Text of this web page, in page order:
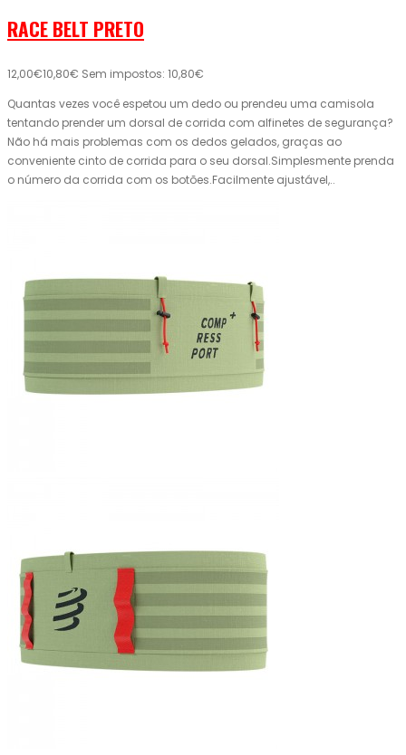
RACE BELT PRETO
12,00€10,80€ Sem impostos: 10,80€
Quantas vezes você espetou um dedo ou prendeu uma camisola
tentando prender um dorsal de corrida com alfinetes de segurança?
Não há mais problemas com os dedos gelados, graças ao
conveniente cinto de corrida para o seu dorsal.Simplesmente prenda
o número da corrida com os botões.Facilmente ajustável,..